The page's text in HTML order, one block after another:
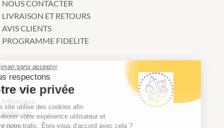
NOUS CONTACTER
LIVRAISON ET RETOURS
AVIS CLIENTS
PROGRAMME FIDELITE
CATEGORIES
Bracelets
Minéraux
Litho-kit
Bijoux
Continuer sans accepter
Nous respectons
votre vie privée
Notre site utilise des cookies afin
d'améliorer votre expérience utilisateur et
suivre notre trafic. Êtes-vous d'accord avec cela ?